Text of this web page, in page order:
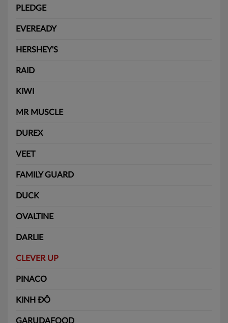
PLEDGE
EVEREADY
HERSHEY'S
RAID
KIWI
MR MUSCLE
DUREX
VEET
FAMILY GUARD
DUCK
OVALTINE
DARLIE
CLEVER UP
PINACO
KINH ĐÔ
GARUDAFOOD